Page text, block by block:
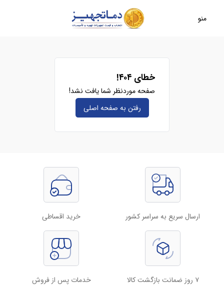
منو
خطای ۴۰۴!
صفحه موردنظر شما یافت نشد!
رفتن به صفحه‌ اصلی
ارسال سریع به سراسر کشور خرید اقساطی
۷ روز ضمانت بازگشت کالا خدمات پس از فروش